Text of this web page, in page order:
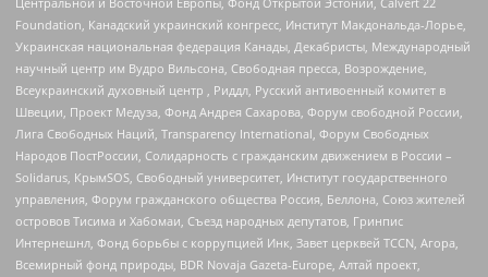
Foundation, Канадский украинский конгресс, Институт Макдональда-Лорье,
Украинская национальная федерация Канады, Декабристы, Международный
научный центр им Вудро Вильсона, Свободная пресса, Возрождение,
Всеукраинский духовный центр , Риддл, Русский антивоенный комитет в
Швеции, Проект Медуза, Фонд Андрея Сахарова, Форум свободной России,
Лига Свободных Наций, Transparеncy International, Форум Свободных
Народов ПостРоссии, Солидарность с гражданским движением в России –
Solidarus, КрымSOS, Свободный университет, Институт государственного
управления, Форум гражданского общества Россия, Беллона, Союз жителей
островов Тисима и Хабомаи, Съезд народных депутатов, Гринпис
Интернешнл, Фонд борьбы с коррупцией Инк, Завет церквей TCCN, Агора,
Всемирный фонд природы, BDR Novaja Gazeta-Europe, Алтай проект,